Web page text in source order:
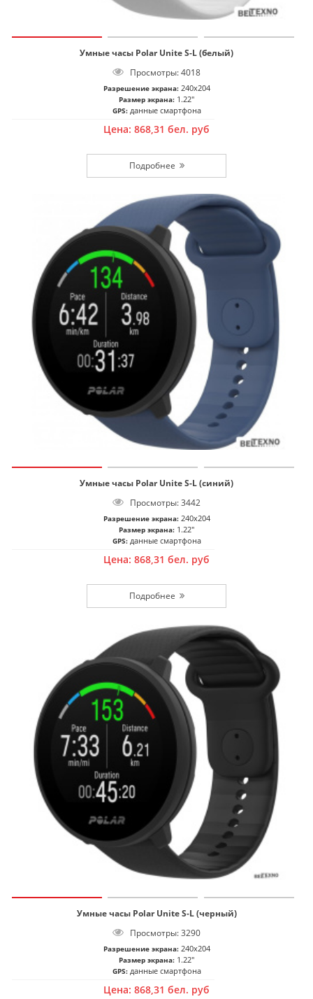
Умные часы Polar Unite S-L (белый)
Просмотры: 4018
Разрешение экрана: 240x204
Размер экрана: 1.22"
GPS: данные смартфона
Цена: 868,31 бел. руб
Умные часы Polar Unite S-L (синий)
Просмотры: 3442
Разрешение экрана: 240x204
Размер экрана: 1.22"
GPS: данные смартфона
Цена: 868,31 бел. руб
Умные часы Polar Unite S-L (черный)
Просмотры: 3290
Разрешение экрана: 240x204
Размер экрана: 1.22"
GPS: данные смартфона
Цена: 868,31 бел. руб